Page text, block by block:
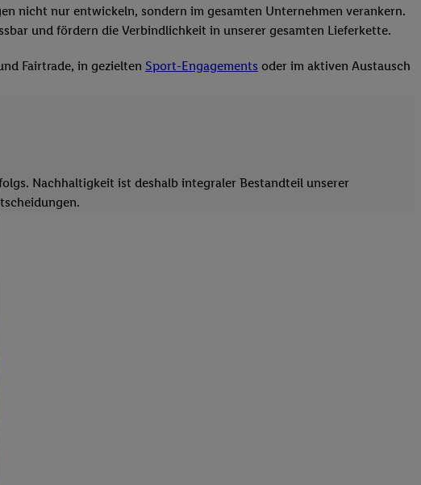
nicht nur entwickeln, sondern im gesamten Unternehmen verankern.
und fördern die Verbindlichkeit in unserer gesamten Lieferkette.
Fairtrade, in gezielten Sport-Engagements oder im aktiven Austausch
Nachhaltigkeit ist deshalb integraler Bestandteil unserer